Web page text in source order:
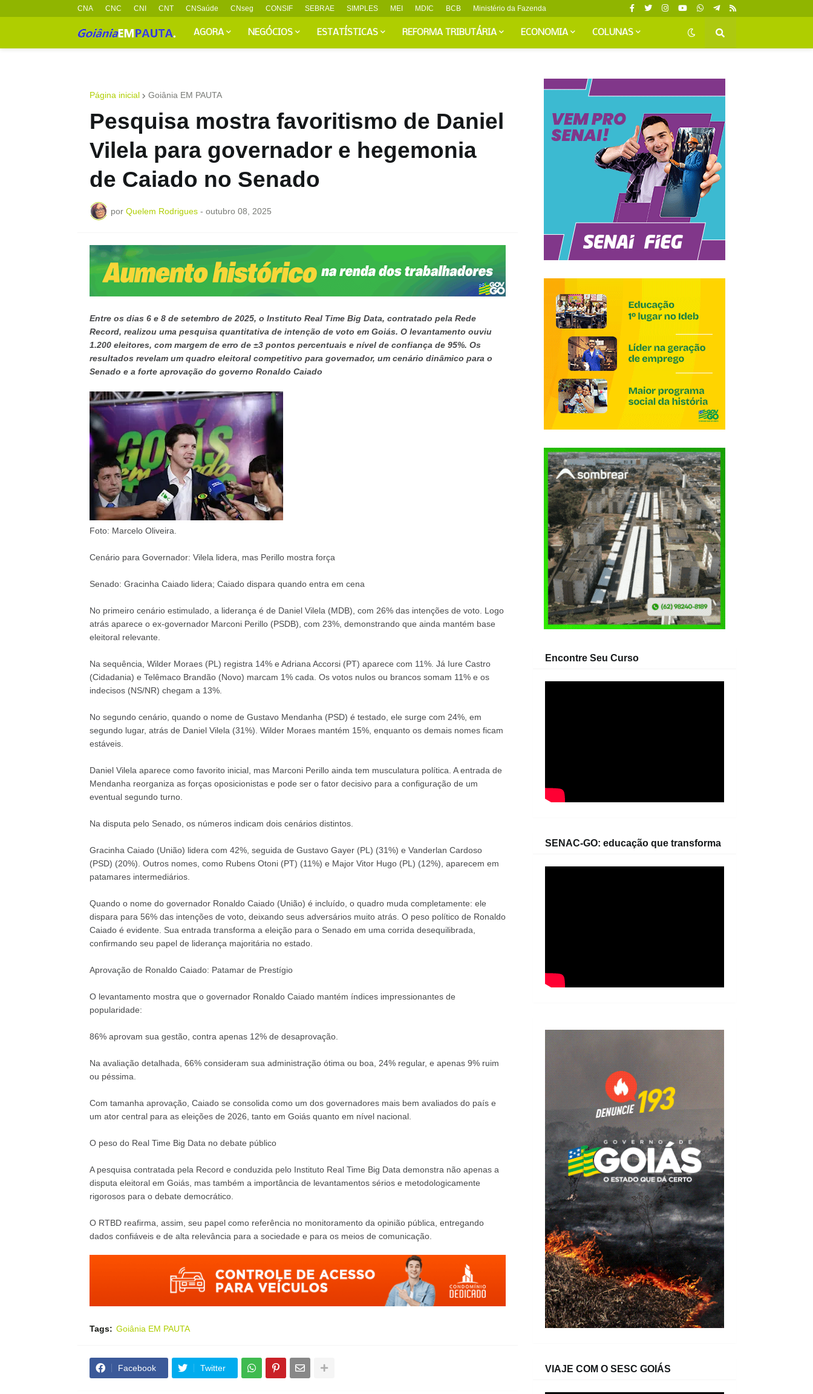
CNA CNC CNI CNT CNSaúde CNseg CONSIF SEBRAE SIMPLES MEI MDIC BCB Ministério da Fazenda
AGORA NEGÓCIOS ESTATÍSTICAS REFORMA TRIBUTÁRIA ECONOMIA COLUNAS
Página inicial Goiânia EM PAUTA
Pesquisa mostra favoritismo de Daniel
Vilela para governador e hegemonia
de Caiado no Senado
por Quelem Rodrigues - outubro 08, 2025
Entre os dias 6 e 8 de setembro de 2025, o Instituto Real Time Big Data, contratado pela Rede
Record, realizou uma pesquisa quantitativa de intenção de voto em Goiás. O levantamento ouviu
1.200 eleitores, com margem de erro de ±3 pontos percentuais e nível de confiança de 95%. Os
resultados revelam um quadro eleitoral competitivo para governador, um cenário dinâmico para o
Senado e a forte aprovação do governo Ronaldo Caiado
Foto: Marcelo Oliveira.
Cenário para Governador: Vilela lidera, mas Perillo mostra força
Senado: Gracinha Caiado lidera; Caiado dispara quando entra em cena
No primeiro cenário estimulado, a liderança é de Daniel Vilela (MDB), com 26% das intenções de voto. Logo
atrás aparece o ex-governador Marconi Perillo (PSDB), com 23%, demonstrando que ainda mantém base
eleitoral relevante.
Na sequência, Wilder Moraes (PL) registra 14% e Adriana Accorsi (PT) aparece com 11%. Já Iure Castro
(Cidadania) e Telêmaco Brandão (Novo) marcam 1% cada. Os votos nulos ou brancos somam 11% e os
indecisos (NS/NR) chegam a 13%.
No segundo cenário, quando o nome de Gustavo Mendanha (PSD) é testado, ele surge com 24%, em
segundo lugar, atrás de Daniel Vilela (31%). Wilder Moraes mantém 15%, enquanto os demais nomes ficam
estáveis.
Daniel Vilela aparece como favorito inicial, mas Marconi Perillo ainda tem musculatura política. A entrada de
Mendanha reorganiza as forças oposicionistas e pode ser o fator decisivo para a configuração de um
eventual segundo turno.
Na disputa pelo Senado, os números indicam dois cenários distintos.
Gracinha Caiado (União) lidera com 42%, seguida de Gustavo Gayer (PL) (31%) e Vanderlan Cardoso
(PSD) (20%). Outros nomes, como Rubens Otoni (PT) (11%) e Major Vitor Hugo (PL) (12%), aparecem em
patamares intermediários.
Quando o nome do governador Ronaldo Caiado (União) é incluído, o quadro muda completamente: ele
dispara para 56% das intenções de voto, deixando seus adversários muito atrás. O peso político de Ronaldo
Caiado é evidente. Sua entrada transforma a eleição para o Senado em uma corrida desequilibrada,
confirmando seu papel de liderança majoritária no estado.
Aprovação de Ronaldo Caiado: Patamar de Prestígio
O levantamento mostra que o governador Ronaldo Caiado mantém índices impressionantes de
popularidade:
86% aprovam sua gestão, contra apenas 12% de desaprovação.
Na avaliação detalhada, 66% consideram sua administração ótima ou boa, 24% regular, e apenas 9% ruim
ou péssima.
Com tamanha aprovação, Caiado se consolida como um dos governadores mais bem avaliados do país e
um ator central para as eleições de 2026, tanto em Goiás quanto em nível nacional.
O peso do Real Time Big Data no debate público
A pesquisa contratada pela Record e conduzida pelo Instituto Real Time Big Data demonstra não apenas a
disputa eleitoral em Goiás, mas também a importância de levantamentos sérios e metodologicamente
rigorosos para o debate democrático.
O RTBD reafirma, assim, seu papel como referência no monitoramento da opinião pública, entregando
dados confiáveis e de alta relevância para a sociedade e para os meios de comunicação.
Tags: Goiânia EM PAUTA
Facebook Twitter
Encontre Seu Curso
SENAC-GO: educação que transforma
VIAJE COM O SESC GOIÁS